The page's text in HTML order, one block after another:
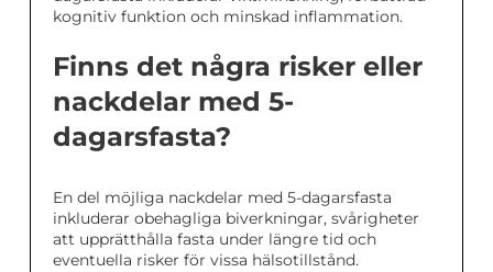
kognitiv funktion och minskad inflammation.
Finns det några risker eller
nackdelar med 5-
dagarsfasta?
En del möjliga nackdelar med 5-dagarsfasta
inkluderar obehagliga biverkningar, svårigheter
att upprätthålla fasta under längre tid och
eventuella risker för vissa hälsotillstånd.